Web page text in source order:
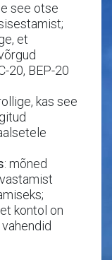
see otse
et
20, BEP-20
kas see
: mõned
kontol on